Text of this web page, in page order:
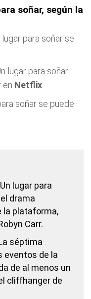
soñar, según la
lugar para soñar se
lugar para soñar
en Netflix
soñar se puede
lugar para
drama
la plataforma,
Carr.
séptima
eventos de la
de al menos un
cliffhanger de